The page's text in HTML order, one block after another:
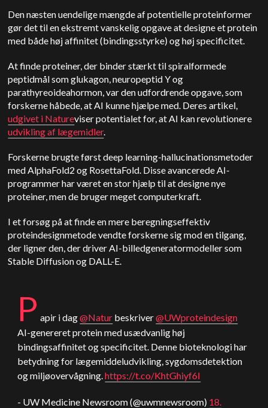
Den næsten uendelige mængde af potentielle proteinformer
gør det til en ekstremt vanskelig opgave at designe et protein
med både høj affinitet (bindingsstyrke) og høj specificitet.
At finde proteiner, der binder stærkt til spiralformede
peptidmål som glukagon, neuropeptid Y og
parathyreoideahormon, var den udfordrende opgave, som
forskerne håbede, at AI kunne hjælpe med. Deres artikel,
udgivet i Natureviser potentialet for, at AI kan revolutionere
udvikling af lægemidler.
Forskerne brugte først deep learning-hallucinationsmetoder
med AlphaFold2 og RosettaFold. Disse avancerede AI-
programmer har været en stor hjælp til at designe nye
proteiner, men de bruger meget computerkraft.
I et forsøg på at finde en mere beregningseffektiv
proteindesignmetode vendte forskerne sig mod en tilgang,
der ligner den, der driver AI-billedgeneratormodeller som
Stable Diffusion og DALL-E.
P apir i dag@Natur beskriver@UWproteindesign
AI-genereret protein med usædvanlig høj
bindingsaffinitet og specificitet. Denne bioteknologi har
betydning for lægemiddeludvikling, sygdomsdetektion
og miljøovervågning.https://t.co/KhtGhiyf6I
- UW Medicine Newsroom (@uwmnewsroom) 18.